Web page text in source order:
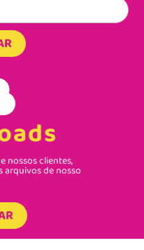
nossos clientes,
de nosso